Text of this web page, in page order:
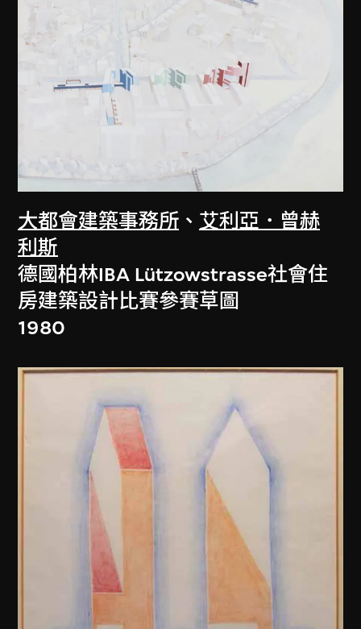
大都會建築事務所 、 艾利亞．曾赫
利斯
德國柏林IBA Lützowstrasse社會住
房建築設計比賽參賽草圖
1980